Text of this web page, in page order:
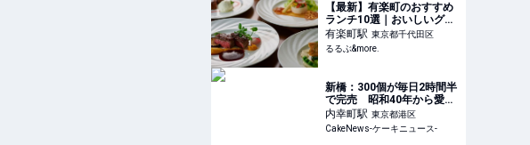
【最新】有楽町のおすすめ
ランチ10選｜おいしいグル
メをゆっくり楽しむおひと
り様から、人気のおしゃれ
デートまで！｜るるぶ
有楽町駅 東京都千代田区
るるぶ&more.
新橋：300個が毎日2時間半
で完売 昭和40年から愛さ
れ続ける「バナナケーキ」
求めて「田村町 木村屋」を
内幸町駅 東京都港区
CakeNews-ケーキニュース-